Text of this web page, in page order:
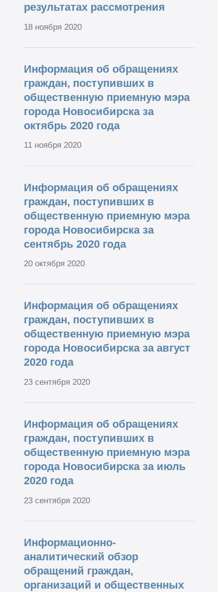
результатах рассмотрения
18 ноября 2020
Информация об обращениях
граждан, поступивших в
общественную приемную мэра
города Новосибирска за
октябрь 2020 года
11 ноября 2020
Информация об обращениях
граждан, поступивших в
общественную приемную мэра
города Новосибирска за
сентябрь 2020 года
20 октября 2020
Информация об обращениях
граждан, поступивших в
общественную приемную мэра
города Новосибирска за август
2020 года
23 сентября 2020
Информация об обращениях
граждан, поступивших в
общественную приемную мэра
города Новосибирска за июль
2020 года
23 сентября 2020
Информационно-
аналитический обзор
обращений граждан,
организаций и общественных